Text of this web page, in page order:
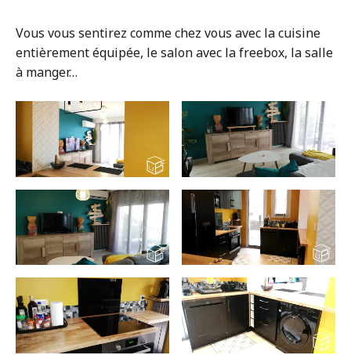
Vous vous sentirez comme chez vous avec la cuisine
entièrement équipée, le salon avec la freebox, la salle
à manger…